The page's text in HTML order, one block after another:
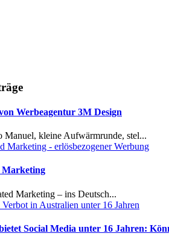
Werbeagentur 3M Design
kleine Aufwärmrunde, stel...
Marketing
Marketing – ins Deutsch...
Social Media unter 16 Jahren: